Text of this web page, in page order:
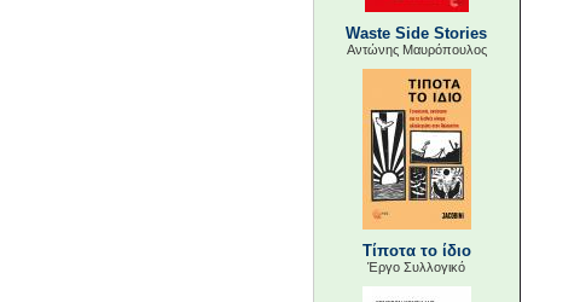
Waste Side Stories
Αντώνης Μαυρόπουλος
Τίποτα το ίδιο
Έργο Συλλογικό